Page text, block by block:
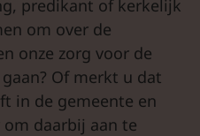
predikant of kerkelijk
om over de
onze zorg voor de
Of merkt u dat
in de gemeente en
daarbij aan te